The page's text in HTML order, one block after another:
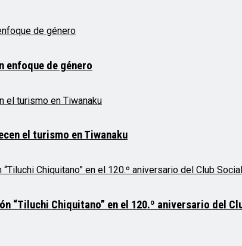
enfoque de género
el turismo en Tiwanaku
“Tiluchi Chiquitano” en el 120.º aniversario del